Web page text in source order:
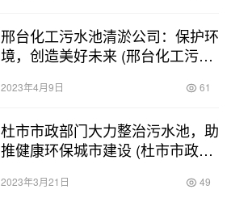
邢台化工污水池清淤公司：保护环
境，创造美好未来 (邢台化工污水
2023年4月9日 61
杜市市政部门大力整治污水池，助
推健康环保城市建设 (杜市市政污
2023年3月21日 49